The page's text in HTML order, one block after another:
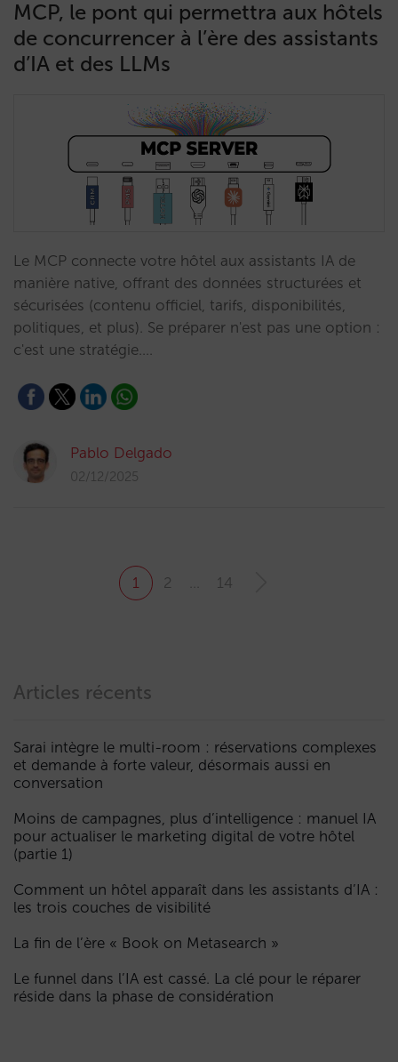
MCP, le pont qui permettra aux hôtels
de concurrencer à l’ère des assistants
d’IA et des LLMs
Le MCP connecte votre hôtel aux assistants IA de
manière native, offrant des données structurées et
sécurisées (contenu officiel, tarifs, disponibilités,
politiques, et plus). Se préparer n'est pas une option :
c'est une stratégie.…
Pablo Delgado
02/12/2025
1 2 14
Articles récents
Sarai intègre le multi-room : réservations complexes
et demande à forte valeur, désormais aussi en
conversation
Moins de campagnes, plus d’intelligence : manuel IA
pour actualiser le marketing digital de votre hôtel
(partie 1)
Comment un hôtel apparaît dans les assistants d’IA :
les trois couches de visibilité
La fin de l’ère « Book on Metasearch »
Le funnel dans l’IA est cassé. La clé pour le réparer
réside dans la phase de considération